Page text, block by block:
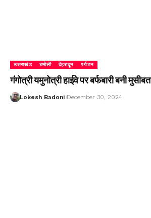
उत्तराखंड चमोली देहरादून पर्यटन
गंगोत्री यमुनोत्री हाईवे पर बर्फबारी बनी मुसीबत
Lokesh Badoni December 30, 2024